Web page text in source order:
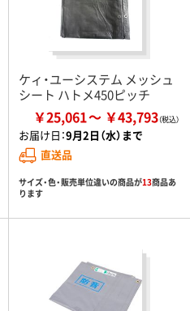
ケィ・ユーシステム メッシュ
シート ハトメ450ピッチ
￥25,061 ￥43,793
お届け日：9月2日（水）まで
直送品
サイズ・色・販売単位違いの商品が13商品あ
ります